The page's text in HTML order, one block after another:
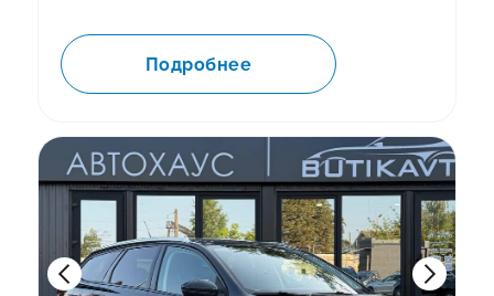
Подробнее